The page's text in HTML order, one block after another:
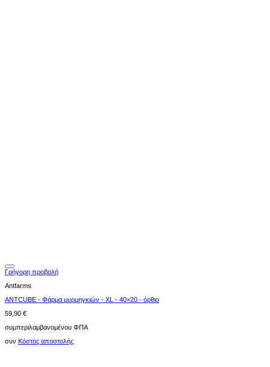
Γρήγορη προβολή
Antfarms
ANTCUBE - Φάρμα μυρμηγκιών - XL - 40×20 - όρθιο
59,90 €
συμπεριλαμβανομένου ΦΠΑ
συν Κόστος αποστολής